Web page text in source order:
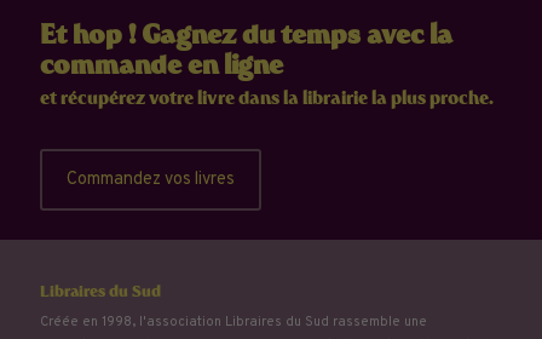
Et hop ! Gagnez du temps avec la
commande en ligne
et récupérez votre livre dans la librairie la plus proche.
Commandez vos livres
Libraires du Sud
Créée en 1998, l'association Libraires du Sud rassemble une